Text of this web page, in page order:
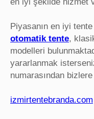
Piyasanın en iyi
otomatik tente,
modelleri
yararlanmak
numarasından
izmirtentebranda.com